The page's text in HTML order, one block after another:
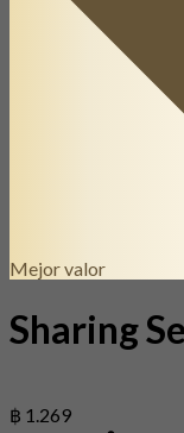
Mejor valor
Sharing
฿ 1.269